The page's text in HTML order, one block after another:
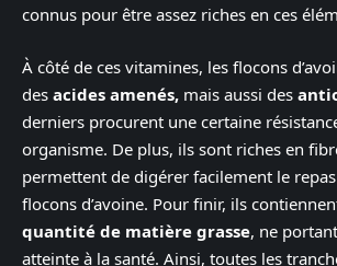
connus pour être assez riches en ces
À côté de ces vitamines, les flocons
des acides amenés, mais aussi des
derniers procurent une certaine
organisme. De plus, ils sont riches en
permettent de digérer facilement le
flocons d’avoine. Pour finir, ils
quantité de matière grasse, ne
atteinte à la santé. Ainsi, toutes les